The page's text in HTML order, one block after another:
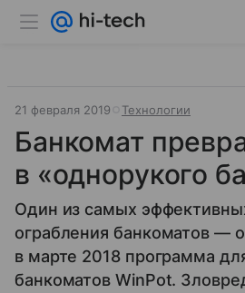
21 февраля 2019 Технологии
Банкомат
в «однорукого
Один из самых
ограбления банкоматов —
в марте 2018 программа
банкоматов WinPot.